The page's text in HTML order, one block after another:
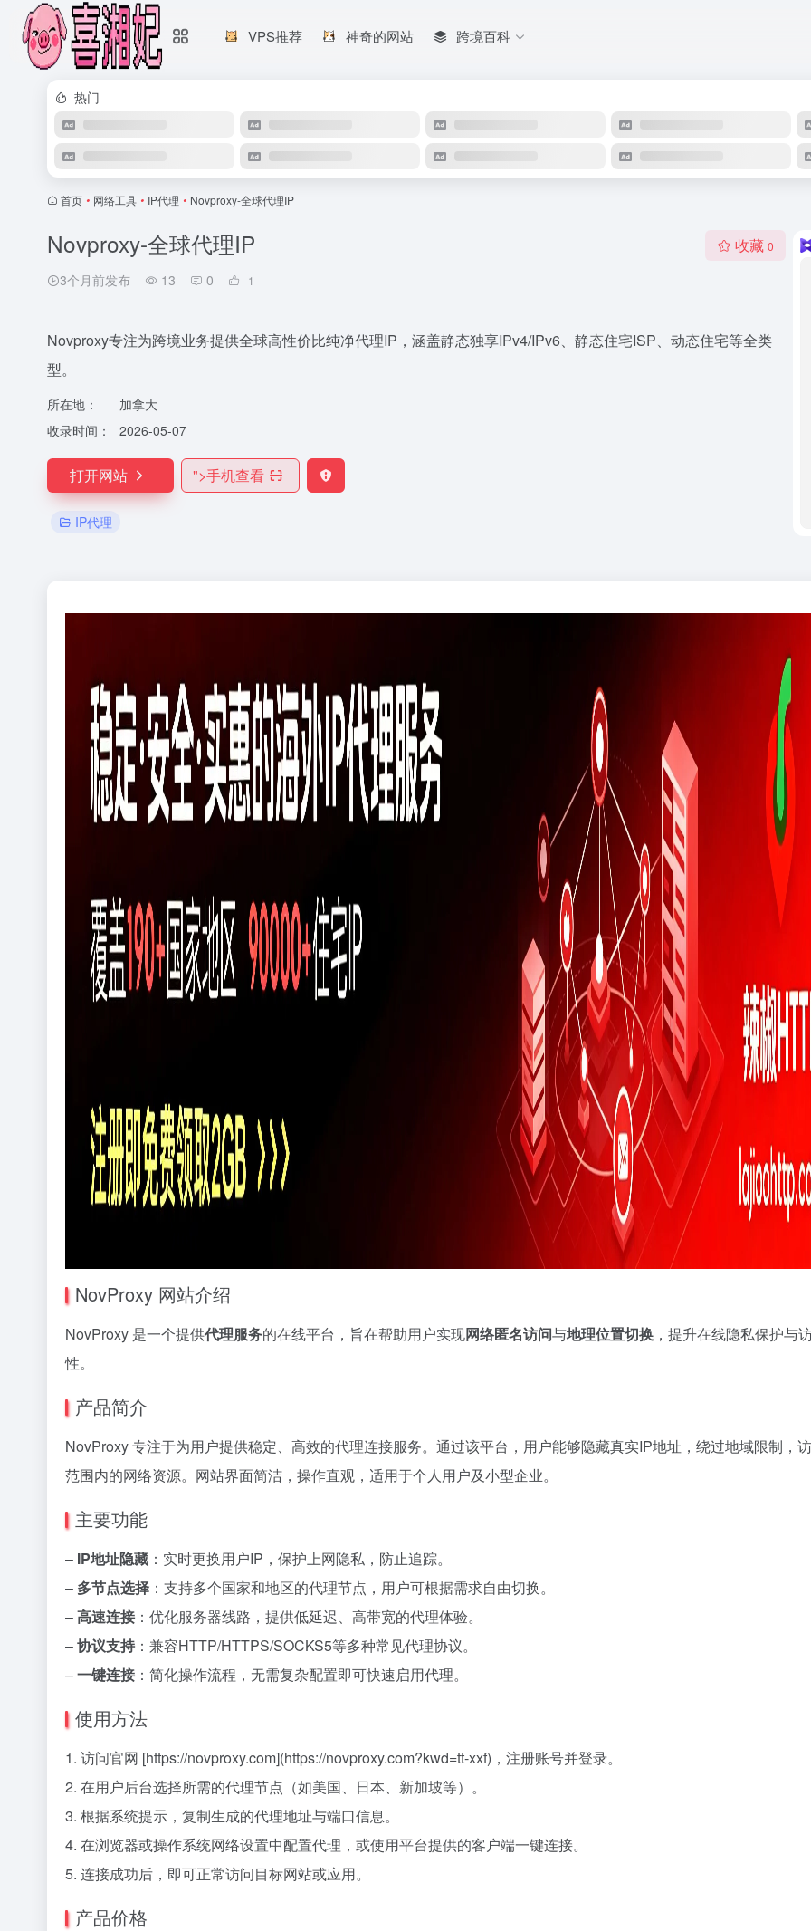
VPS推荐 神奇的网站 跨境百科
热门
首页 • 网络工具 • IP代理 • Novproxy-全球代理IP
Novproxy-全球代理IP
3个月前发布 13 0 1
收藏 0
Novproxy专注为跨境业务提供全球高性价比纯净代理IP，涵盖静态独享IPv4/IPv6、静态住宅ISP、动态住宅等全类
型。
所在地：
加拿大
收录时间：
2026-05-07
打开网站 ">手机查看
IP代理
NovProxy 网站介绍
NovProxy 是一个提供代理服务的在线平台，旨在帮助用户实现网络匿名访问与地理位置切换 ，提升在线隐私保护与
性。
产品简介
NovProxy 专注于为用户提供稳定、高效的代理连接服务。通过该平台，用户能够隐藏真实IP地址，绕过地域限制，
范围内的网络资源。网站界面简洁，操作直观，适用于个人用户及小型企业。
主要功能
– IP地址隐藏 ：实时更换用户IP，保护上网隐私，防止追踪。
– 多节点选择 ：支持多个国家和地区的代理节点，用户可根据需求自由切换。
–高速连接 ：优化服务器线路，提供低延迟、高带宽的代理体验。
–协议支持 ：兼容HTTP/HTTPS/SOCKS5等多种常见代理协议。
–一键连接 ：简化操作流程，无需复杂配置即可快速启用代理。
使用方法
1. 访问官网 [https://novproxy.com](https://novproxy.com?kwd=tt-xxf)，注册账号并登录。
2. 在用户后台选择所需的代理节点（如美国、日本、新加坡等）。
3. 根据系统提示，复制生成的代理地址与端口信息。
4. 在浏览器或操作系统网络设置中配置代理，或使用平台提供的客户端一键连接。
5. 连接成功后，即可正常访问目标网站或应用。
产品价格